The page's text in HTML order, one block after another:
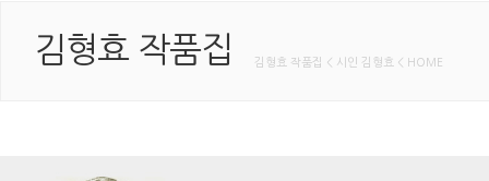
김형효 작품집 김형효 작품집 < 시인 김형효 < HOME